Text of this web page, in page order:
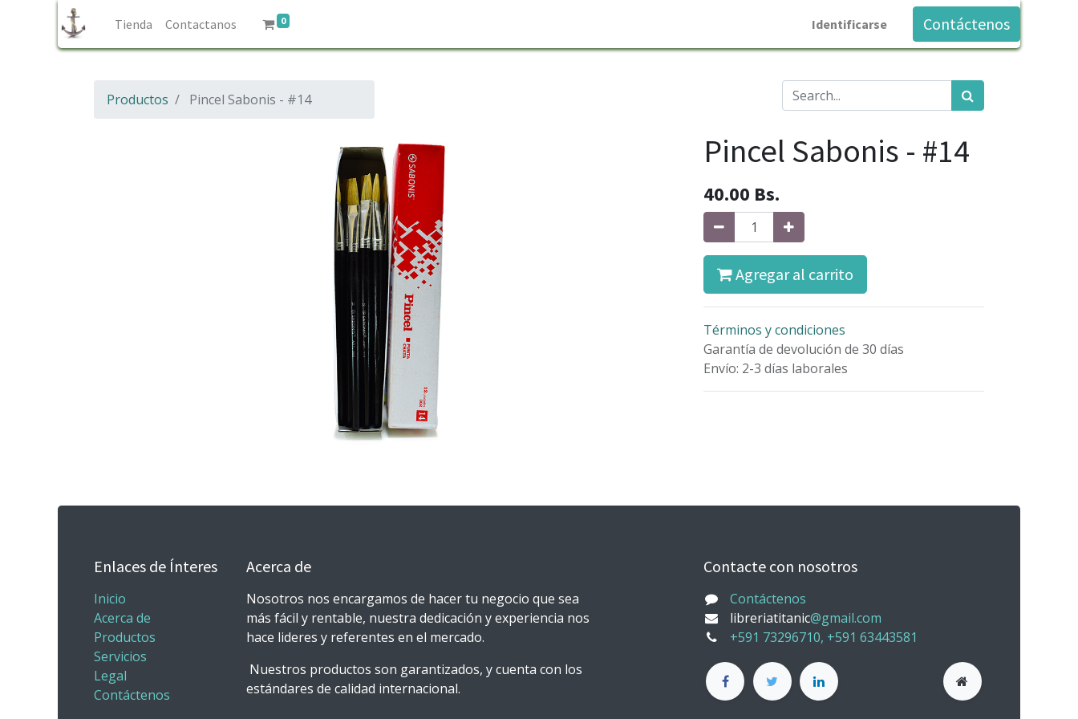
Tienda Contactanos 0 Identificarse Contáctenos
Productos Pincel Sabonis - #14
Pincel Sabonis - #14
40.00 Bs.
Agregar al carrito
Términos y condiciones
Garantía de devolución de 30 días
Envío: 2-3 días laborales
Enlaces de Ínteres
Inicio
Acerca de
Productos
Servicios
Legal
Contáctenos
Acerca de
Nosotros nos encargamos de hacer tu negocio que sea
más fácil y rentable, nuestra dedicación y experiencia nos
hace lideres y referentes en el mercado.
Nuestros productos son garantizados, y cuenta con los
estándares de calidad internacional.
Contacte con nosotros
Contáctenos
libreriatitanic@gmail.com
+591 73296710, +591 63443581